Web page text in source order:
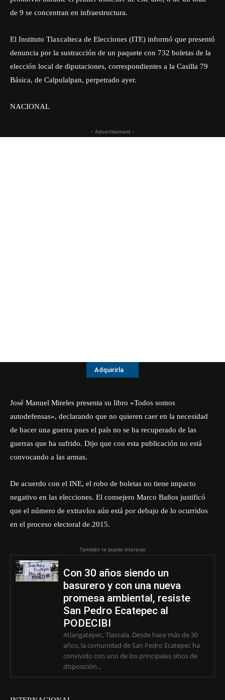
de 9 se concentran en infraestructura.
El Instituto Tlaxcalteca de Elecciones (ITE) informó que presentó
denuncia por la sustracción de un paquete con 732 boletas de la
elección local de diputaciones, correspondientes a la Casilla 79
Básica, de Calpulalpan, perpetrado ayer.
NACIONAL
- Advertisement -
Adquirirla
José Manuel Mireles presenta su libro «Todos somos
autodefensas», declarando que no quieren caer en la necesidad
de hacer una guerra pues el país no se ha recuperado de las
guerras que ha sufrido. Dijo que con esta publicación no está
convocando a las armas.
De acuerdo con el INE, el robo de boletas no tiene impacto
negativo en las elecciones. El consejero Marco Baños justificó
que el número de extravíos aún está por debajo de lo ocurridos
en el proceso electoral de 2015.
También te puede interesar
Con 30 años siendo un
basurero y con una nueva
promesa ambiental, resiste
San Pedro Ecatepec al
PODECIBI
Atlangatepec, Tlaxcala. Desde hace más de 30
años, la comunidad de San Pedro Ecatepec ha
convivido con uno de los principales sitios de
disposición...